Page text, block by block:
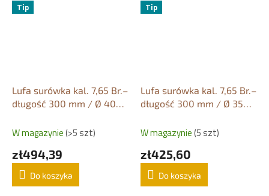
Tip
Lufa surówka kal. 7,65 Br.–
długość 300 mm / Ø 40
W magazynie(>5 szt)
zł494,39
Do koszyka
Tip
Lufa surówka kal. 7,65 Br.–
długość 300 mm / Ø 35
W magazynie(5 szt)
zł425,60
Do koszyka